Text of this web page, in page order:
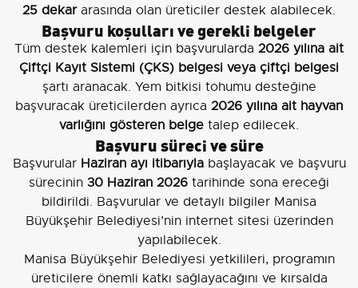
25 dekararasında olan üreticiler destek alabilecek.
Başvuru koşulları ve gerekli belgeler
Tüm destek kalemleri için başvurularda 2026 yılına ait
Çiftçi Kayıt Sistemi (ÇKS) belgesi veya çiftçi belgesi
şartı aranacak. Yem bitkisi tohumu desteğine
başvuracak üreticilerden ayrıca 2026 yılına ait hayvan
varlığını gösteren belge talep edilecek.
Başvuru süreci ve süre
Başvurular Haziran ayı itibarıylabaşlayacak ve başvuru
sürecinin 30 Haziran 2026 tarihinde sona ereceği
bildirildi. Başvurular ve detaylı bilgiler Manisa
Büyükşehir Belediyesi’nin internet sitesi üzerinden
yapılabilecek.
Manisa Büyükşehir Belediyesi yetkilileri, programın
üreticilere önemli katkı sağlayacağını ve kırsalda